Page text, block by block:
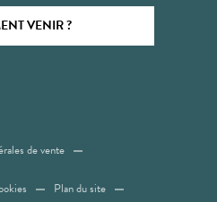
VENIR ?
de vente
Plan du site